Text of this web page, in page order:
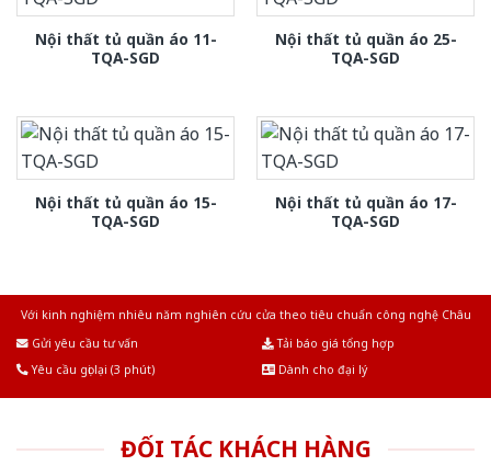
Nội thất tủ quần áo 11-
TQA-SGD
Nội thất tủ quần áo 25-
TQA-SGD
Nội thất tủ quần áo 15-
TQA-SGD
Nội thất tủ quần áo 17-
TQA-SGD
Với kinh nghiệm nhiêu năm nghiên cứu cửa theo tiêu chuẩn công nghệ Châu
Gửi yêu cầu tư vấn
Tải báo giá tổng hợp
Yêu cầu gọi lại (3 phút)
Dành cho đại lý
ĐỐI TÁC KHÁCH HÀNG